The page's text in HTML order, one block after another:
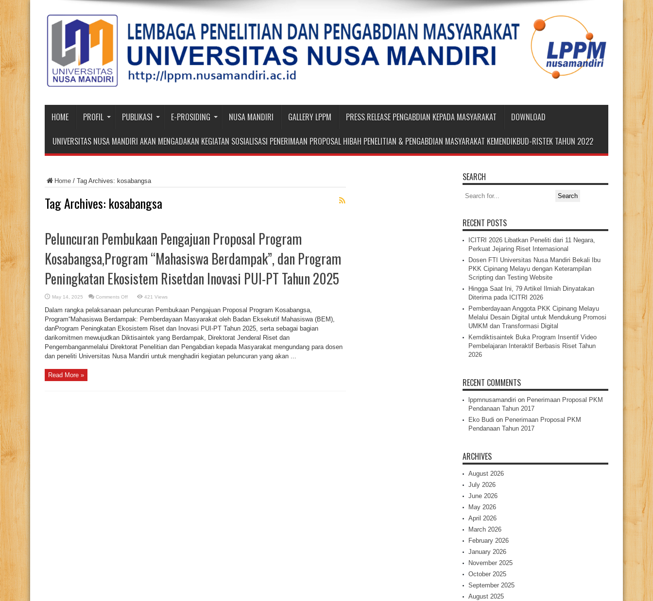
HOME PROFIL PUBLIKASI E-PROSIDING NUSA MANDIRI GALLERY LPPM PRESS RELEASE PENGABDIAN KEPADA MASYARAKAT DOWNLOAD
UNIVERSITAS NUSA MANDIRI AKAN MENGADAKAN KEGIATAN SOSIALISASI PENERIMAAN PROPOSAL HIBAH PENELITIAN & PENGABDIAN MASYARAKAT KEMENDIKBUD-RISTEK TAHUN 2022
Home / Tag Archives: kosabangsa
Tag Archives: kosabangsa
Peluncuran Pembukaan Pengajuan Proposal Program
Kosabangsa,Program “Mahasiswa Berdampak”, dan Program
Peningkatan Ekosistem Risetdan Inovasi PUI-PT Tahun 2025
May 14, 2025 Comments Offon
Pembukaan
Pengajuan
Proposal
Program
Kosabangsa,Program
“Mahasiswa
Berdampak”,
dan
Program
Peningkatan
421 Views
Dalam rangka pelaksanaan peluncuran Pembukaan Pengajuan Proposal Program Kosabangsa,
Program“Mahasiswa Berdampak: Pemberdayaan Masyarakat oleh Badan Eksekutif Mahasiswa (BEM),
danProgram Peningkatan Ekosistem Riset dan Inovasi PUI-PT Tahun 2025, serta sebagai bagian
darikomitmen mewujudkan Diktisaintek yang Berdampak, Direktorat Jenderal Riset dan
Pengembanganmelalui Direktorat Penelitian dan Pengabdian kepada Masyarakat mengundang para dosen
dan peneliti Universitas Nusa Mandiri untuk menghadiri kegiatan peluncuran yang akan ...
Read More »
SEARCH
Search
for:
RECENT POSTS
ICITRI 2026 Libatkan Peneliti dari 11 Negara,
Perkuat Jejaring Riset Internasional
Dosen FTI Universitas Nusa Mandiri Bekali Ibu
PKK Cipinang Melayu dengan Keterampilan
Scripting dan Testing Website
Hingga Saat Ini, 79 Artikel Ilmiah Dinyatakan
Diterima pada ICITRI 2026
Pemberdayaan Anggota PKK Cipinang Melayu
Melalui Desain Digital untuk Mendukung Promosi
UMKM dan Transformasi Digital
Kemdiktisaintek Buka Program Insentif Video
Pembelajaran Interaktif Berbasis Riset Tahun
2026
RECENT COMMENTS
lppmnusamandiri on Penerimaan Proposal PKM
Pendanaan Tahun 2017
Eko Budi on Penerimaan Proposal PKM
Pendanaan Tahun 2017
ARCHIVES
August 2026
July 2026
June 2026
May 2026
April 2026
March 2026
February 2026
January 2026
November 2025
October 2025
September 2025
August 2025